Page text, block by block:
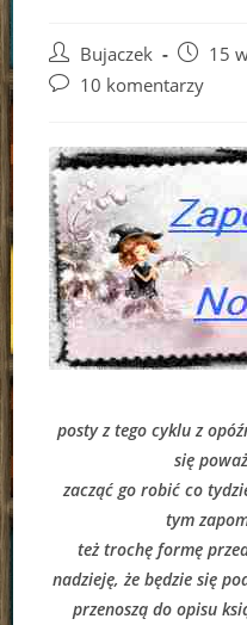
Post
author:
Bujaczek
Post15
Post10 komentarzy
posty z tego cyklu z
się
zacząć go robić co
tym
też trochę formę
nadzieję, że będzie się
przenoszą do opisu